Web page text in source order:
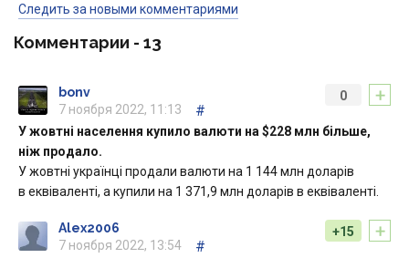
Следить за новыми комментариями
Комментарии - 13
+
0
bonv
7 ноября 2022, 11:13
#
У жовтні населення купило валюти на $228 млн більше,
ніж продало.
У жовтні українці продали валюти на 1 144 млн доларів
в еквіваленті, а купили на 1 371,9 млн доларів в еквіваленті.
+
+15
Alex2006
7 ноября 2022, 13:54
#